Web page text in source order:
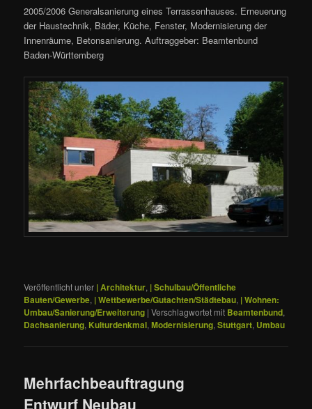
2005/2006 Generalsanierung eines Terrassenhauses. Erneuerung
der Haustechnik, Bäder, Küche, Fenster, Modernisierung der
Innenräume, Betonsanierung. Auftraggeber: Beamtenbund
Baden-Württemberg
Veröffentlicht unter | Architektur, | Schulbau/Öffentliche
Bauten/Gewerbe, | Wettbewerbe/Gutachten/Städtebau, | Wohnen:
Umbau/Sanierung/Erweiterung |Verschlagwortet mit Beamtenbund,
Dachsanierung, Kulturdenkmal,Modernisierung,Stuttgart, Umbau
Mehrfachbeauftragung
Entwurf Neubau